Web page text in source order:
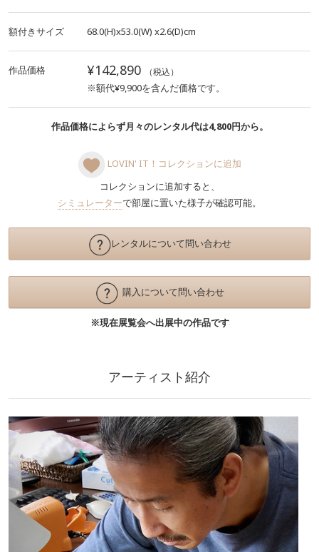
額付きサイズ 68.0(H)x53.0(W) x2.6(D)cm
作品価格 ¥142,890 （税込）
※額代¥9,900を含んだ価格です。
作品価格によらず月々のレンタル代は4,800円から。
LOVIN' IT！コレクションに追加
コレクションに追加すると、
シミュレーターで部屋に置いた様子が確認可能。
レンタルについて問い合わせ
購入について問い合わせ
※現在展覧会へ出展中の作品です
アーティスト紹介